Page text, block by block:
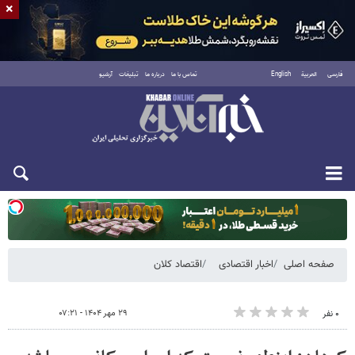
فارسی العربية English تماس با ما درباره ما تبلیغات آرشیو
یکشنبه ۱۸ مرداد ۱۴۰۵
صفحه اصلی اخبار اقتصادی اقتصاد کلان
۰ نفر ۲۹ مهر ۱۴۰۴ - ۰۷:۲۱
×